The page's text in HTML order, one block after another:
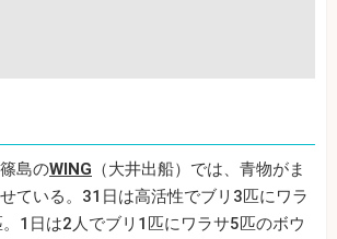
島のWING （大井出船）では、青物がま
ている。31日は高活性でブリ3匹にワラ
1日は2人でブリ1匹にワラサ5匹のボウ